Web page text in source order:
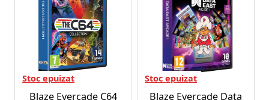
Stoc epuizat
Blaze Evercade C64
Stoc epuizat
Blaze Evercade Data